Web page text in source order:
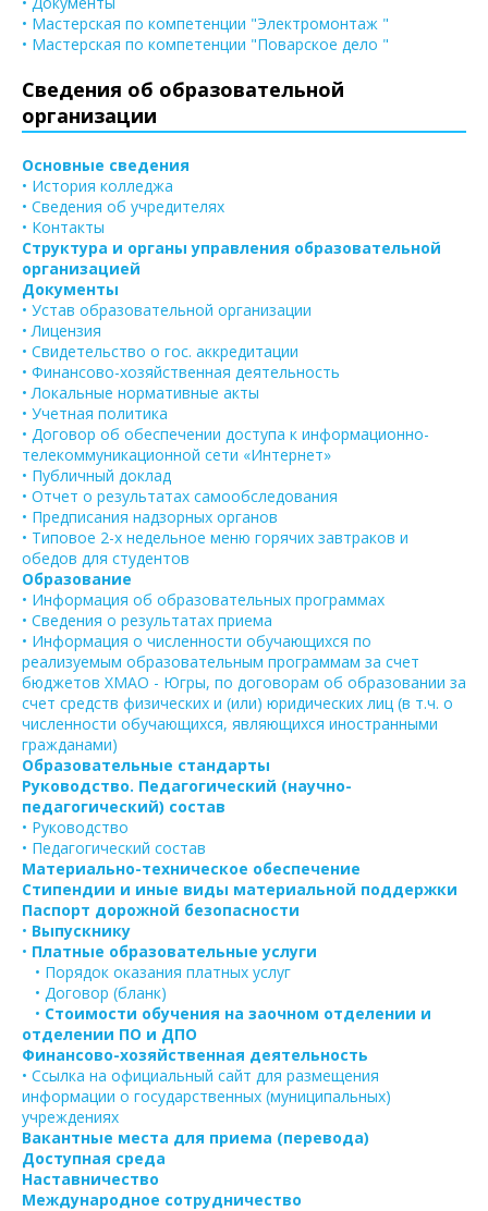
• Мастерская по компетенции "Электромонтаж "
• Мастерская по компетенции "Поварское дело "
Сведения об образовательной
организации
Основные сведения
• История колледжа
• Сведения об учредителях
• Контакты
Структура и органы управления образовательной
организацией
Документы
• Устав образовательной организации
• Лицензия
• Свидетельство о гос. аккредитации
• Финансово-хозяйственная деятельность
• Локальные нормативные акты
• Учетная политика
• Договор об обеспечении доступа к информационно-
телекоммуникационной сети «Интернет»
• Публичный доклад
• Отчет о результатах самообследования
• Предписания надзорных органов
• Типовое 2-х недельное меню горячих завтраков и
обедов для студентов
Образование
• Информация об образовательных программах
• Сведения о результатах приема
• Информация о численности обучающихся по
реализуемым образовательным программам за счет
бюджетов ХМАО - Югры, по договорам об образовании за
счет средств физических и (или) юридических лиц (в т.ч. о
численности обучающихся, являющихся иностранными
гражданами)
Образовательные стандарты
Руководство. Педагогический (научно-
педагогический) состав
• Руководство
• Педагогический состав
Материально-техническое обеспечение
Стипендии и иные виды материальной поддержки
Паспорт дорожной безопасности
• Выпускнику
• Платные образовательные услуги
• Порядок оказания платных услуг
• Договор (бланк)
• Стоимости обучения на заочном отделении и
отделении ПО и ДПО
Финансово-хозяйственная деятельность
• Ссылка на официальный сайт для размещения
информации о государственных (муниципальных)
учреждениях
Вакантные места для приема (перевода)
Доступная среда
Наставничество
Международное сотрудничество